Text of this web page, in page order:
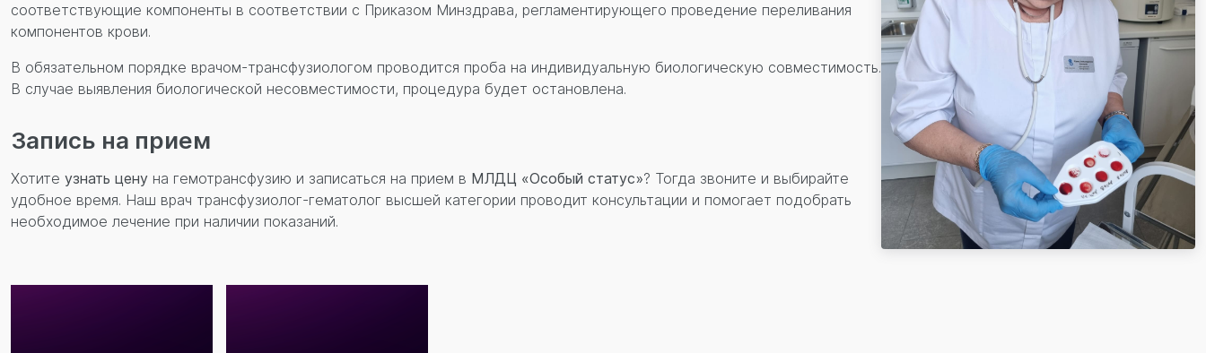
соответствующие компоненты в соответствии с Приказом Минздрава, регламентирующего проведение переливания
компонентов крови.
В обязательном порядке врачом-трансфузиологом проводится проба на индивидуальную биологическую совместимость.
В случае выявления биологической несовместимости, процедура будет остановлена.
Запись на прием
Хотите узнать цену на гемотрансфузию и записаться на прием в МЛДЦ «Особый статус»? Тогда звоните и выбирайте
удобное время. Наш врач трансфузиолог-гематолог высшей категории проводит консультации и помогает подобрать
необходимое лечение при наличии показаний.